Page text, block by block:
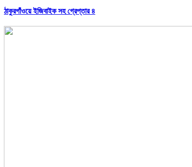
ঠাকুরগাঁওয়ে ইজিবাইক সহ গ্রেপ্তার ৪